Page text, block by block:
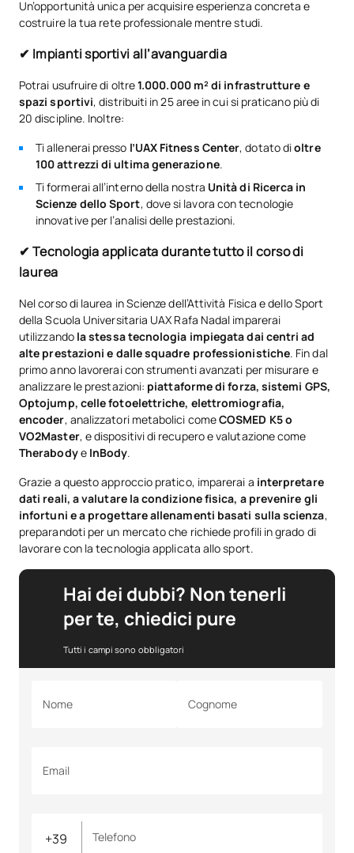
Un’opportunità unica per acquisire esperienza concreta e
costruire la tua rete professionale mentre studi.
✔ Impianti sportivi all’avanguardia
Potrai usufruire di oltre1.000.000 m² di infrastrutture e
spazi sportivi, distribuiti in 25 aree in cui si praticano più di
20 discipline. Inoltre:
Ti allenerai presso l’UAX Fitness Center, dotato dioltre
100 attrezzi di ultima generazione.
Ti formerai all’interno della nostra Unità di Ricerca in
Scienze dello Sport, dove si lavora con tecnologie
innovative per l’analisi delle prestazioni.
✔ Tecnologia applicata durante tutto il corso di
laurea
Nel corso di laurea in Scienze dell’Attività Fisica e dello Sport
della Scuola Universitaria UAX Rafa Nadal imparerai
utilizzando la stessa tecnologia impiegata dai centri ad
alte prestazioni e dalle squadre professionistiche. Fin dal
primo anno lavorerai con strumenti avanzati per misurare e
analizzare le prestazioni: piattaforme di forza, sistemi GPS,
Optojump, celle fotoelettriche, elettromiografia,
encoder, analizzatori metabolici comeCOSMED K5 o
VO2Master, e dispositivi di recupero e valutazione come
Therabodye InBody.
Grazie a questo approccio pratico, imparerai a interpretare
dati reali, a valutare la condizione fisica, a prevenire gli
infortuni e a progettare allenamenti basati sulla scienza,
preparandoti per un mercato che richiede profili in grado di
lavorare con la tecnologia applicata allo sport.
Hai dei dubbi? Non tenerli
per te, chiedici pure
Tutti i campi sono obbligatori
Nome Cognome
Email
Telefono